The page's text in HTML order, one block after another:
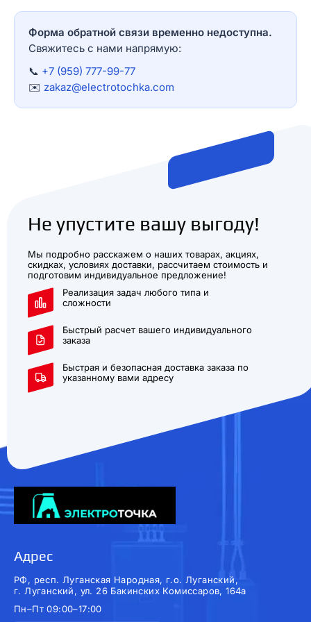
Форма обратной связи временно недоступна.
Свяжитесь с нами напрямую:
📞 +7 (959) 777-99-77
✉️ zakaz@electrotochka.com
Не упустите вашу выгоду!
Мы подробно расскажем о наших товарах, акциях,
скидках, условиях доставки, рассчитаем стоимость и
подготовим индивидуальное предложение!
Реализация задач любого типа и
сложности
Быстрый расчет вашего индивидуального
заказа
Быстрая и безопасная доставка заказа по
указанному вами адресу
Адрес
РФ, респ. Луганская Народная, г.о. Луганский,
г. Луганский, ул. 26 Бакинских Комиссаров, 164а
Пн–Пт 09:00–17:00